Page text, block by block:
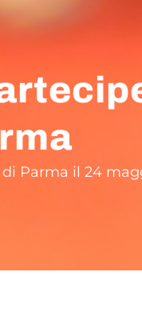
Parma il 24